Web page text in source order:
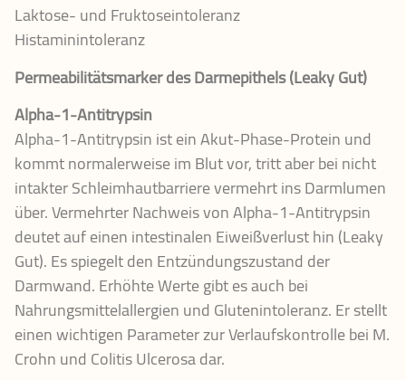
Laktose- und Fruktoseintoleranz
Histaminintoleranz
Permeabilitätsmarker des Darmepithels (Leaky Gut)
Alpha-1-Antitrypsin
Alpha-1-Antitrypsin ist ein Akut-Phase-Protein und
kommt normalerweise im Blut vor, tritt aber bei nicht
intakter Schleimhautbarriere vermehrt ins Darmlumen
über. Vermehrter Nachweis von Alpha-1-Antitrypsin
deutet auf einen intestinalen Eiweißverlust hin (Leaky
Gut). Es spiegelt den Entzündungszustand der
Darmwand. Erhöhte Werte gibt es auch bei
Nahrungsmittelallergien und Glutenintoleranz. Er stellt
einen wichtigen Parameter zur Verlaufskontrolle bei M.
Crohn und Colitis Ulcerosa dar.